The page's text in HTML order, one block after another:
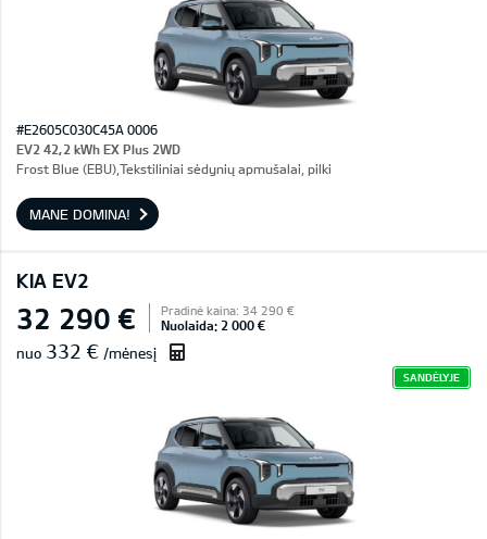
#E2605C030C45A 0006
EV2 42,2 kWh EX Plus 2WD
Frost Blue (EBU),Tekstiliniai sėdynių apmušalai, pilki
MANE DOMINA!
KIA EV2
32 290 € Pradinė kaina: 34 290 €
Nuolaida: 2 000 €
nuo 332 € /mėnesį
SANDĖLYJE